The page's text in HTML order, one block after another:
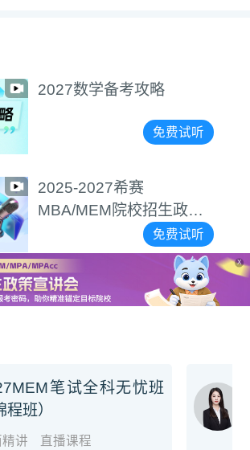
2027数学备考攻略
免费试听
2025-2027希赛
MBA/MEM院校招生政策
免费试听
X
笔试全科无忧班
程班）
讲 直播课程